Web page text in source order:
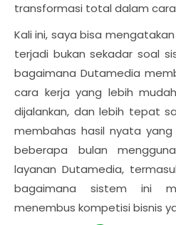
transformasi total dalam cara
Kali ini, saya bisa
terjadi bukan sekadar soal
bagaimana Dutamedia
cara kerja yang lebih
dijalankan, dan lebih tepat
membahas hasil nyata
beberapa bulan
layanan Dutamedia,
bagaimana sistem ini
menembus kompetisi bisnis